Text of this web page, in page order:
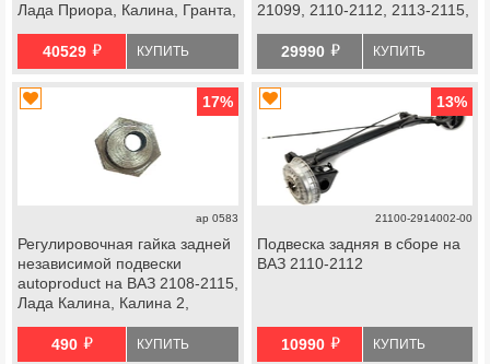
Лада Приора, Калина, Гранта,
40529 й КУПИТЬ
21099, 2110-2112, 2113-2115,
29990 й КУПИТЬ
17%
ap 0583
Регулировочная гайка задней
независимой подвески
autoproduct на ВАЗ 2108-2115,
Лада Калина, Калина 2,
490 й КУПИТЬ
13%
21100-2914002-00
Подвеска задняя в сборе на
ВАЗ 2110-2112
10990 й КУПИТЬ